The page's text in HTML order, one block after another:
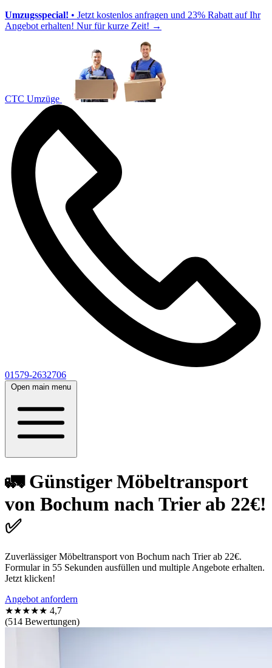
Umzugsspecial! • Jetzt kostenlos anfragen und 23% Rabatt auf Ihr
Angebot erhalten! Nur für kurze Zeit! →
CTC Umzüge
01579-2632706
Open main menu
🚛 Günstiger Möbeltransport
von Bochum nach Trier ab 22€!
✅
Zuverlässiger Möbeltransport von Bochum nach Trier ab 22€.
Formular in 55 Sekunden ausfüllen und multiple Angebote erhalten.
Jetzt klicken!
Angebot anfordern
★★★★★ 4,7
(514 Bewertungen)